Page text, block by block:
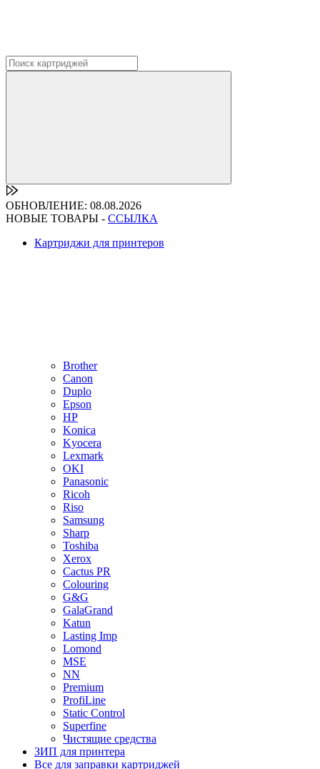
ОБНОВЛЕНИЕ: 08.08.2026
НОВЫЕ ТОВАРЫ - ССЫЛКА
Картриджи для принтеров
Brother
Canon
Duplo
Epson
HP
Konica
Kyocera
Lexmark
OKI
Panasonic
Ricoh
Riso
Samsung
Sharp
Toshiba
Xerox
Cactus PR
Colouring
G&G
GalaGrand
Katun
Lasting Imp
Lomond
MSE
NN
Premium
ProfiLine
Static Control
Superfine
Чистящие средства
ЗИП для принтера
Все для заправки картриджей